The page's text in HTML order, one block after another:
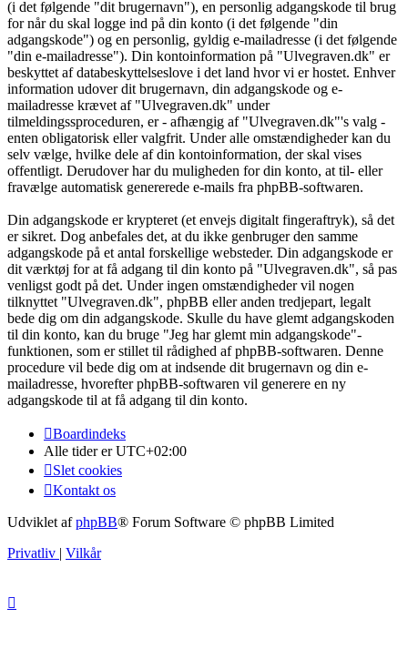
(i det følgende "dit brugernavn"), en personlig adgangskode til brug
for når du skal logge ind på din konto (i det følgende "din
adgangskode") og en personlig, gyldig e-mailadresse (i det følgende
"din e-mailadresse"). Din kontoinformation på "Ulvegraven.dk" er
beskyttet af databeskyttelseslove i det land hvor vi er hostet. Enhver
information udover dit brugernavn, din adgangskode og e-
mailadresse krævet af "Ulvegraven.dk" under
tilmeldingssproceduren, er - afhængig af "Ulvegraven.dk"'s valg -
enten obligatorisk eller valgfrit. Under alle omstændigheder kan du
selv vælge, hvilke dele af din kontoinformation, der skal vises
offentligt. Derudover har du muligheden for din konto, at til- eller
fravælge automatisk genererede e-mails fra phpBB-softwaren.
Din adgangskode er krypteret (et envejs digitalt fingeraftryk), så det
er sikret. Dog anbefales det, at du ikke genbruger den samme
adgangskode på et antal forskellige websteder. Din adgangskode er
dit værktøj for at få adgang til din konto på "Ulvegraven.dk", så pas
venligst godt på det. Under ingen omstændigheder vil nogen
tilknyttet "Ulvegraven.dk", phpBB eller anden tredjepart, legalt
bede dig om din adgangskode. Skulle du have glemt adgangskoden
til din konto, kan du bruge "Jeg har glemt min adgangskode"-
funktionen, som er stillet til rådighed af phpBB-softwaren. Denne
procedure vil bede dig om at indsende dit brugernavn og din e-
mailadresse, hvorefter phpBB-softwaren vil generere en ny
adgangskode til at få adgang til din konto.
Boardindeks
Alle tider erUTC+02:00
Slet cookies
Kontakt os
Udviklet afphpBB® Forum Software © phpBB Limited
Privatliv | Vilkår